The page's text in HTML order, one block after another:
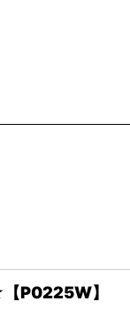
P0225W】